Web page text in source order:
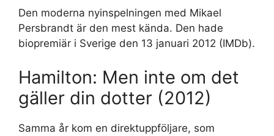
Den moderna nyinspelningen med Mikael
Persbrandt är den mest kända. Den hade
biopremiär i Sverige den 13 januari 2012 (IMDb).
Hamilton: Men inte om det
gäller din dotter (2012)
Samma år kom en direktuppföljare, som